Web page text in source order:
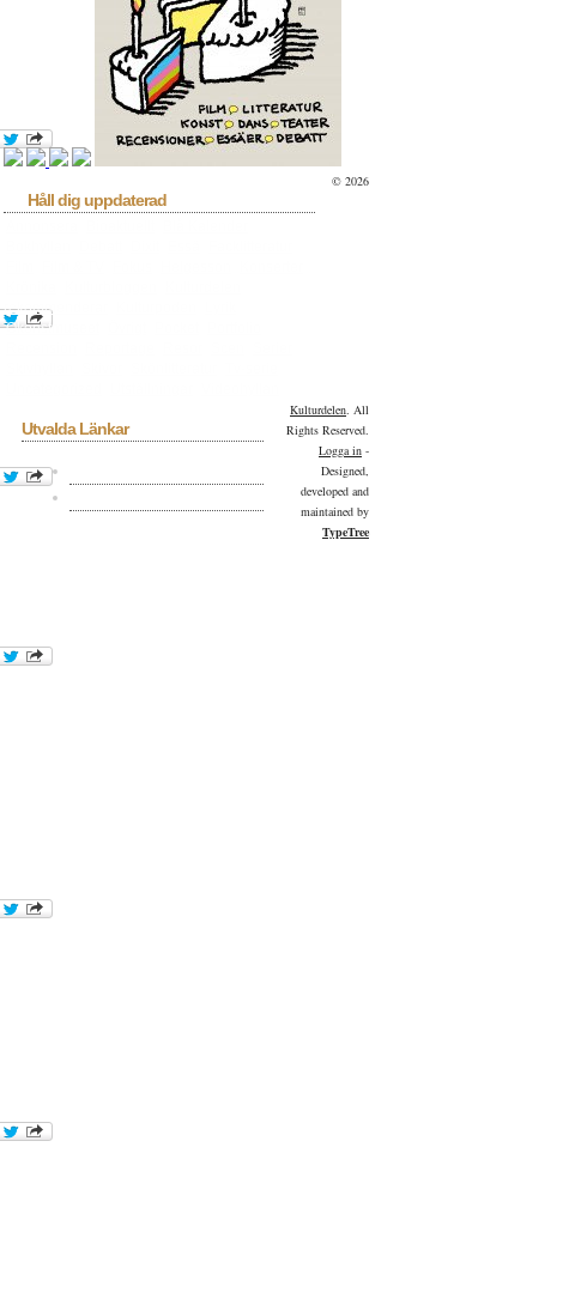
Håll dig uppdaterad
rekommenderar
Okonstmuseet
Utvalda Länkar
© 2026
Kulturdelen. All
Rights Reserved.
Logga in -
Designed,
developed and
maintained by
TypeTree